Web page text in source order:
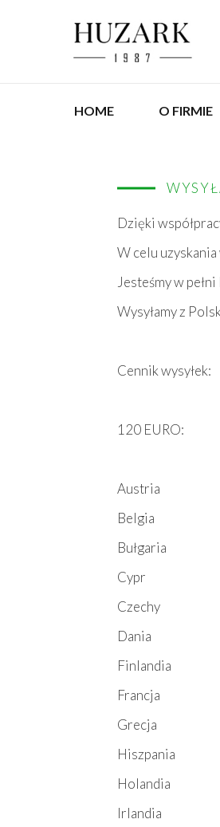
HOME O FIRMIE
Dzięki
W celu uzyskania
Jesteśmy w
Wysyłamy z
Cennik wysyłek:
120 EURO:
Austria
Belgia
Bułgaria
Cypr
Czechy
Dania
Finlandia
Francja
Grecja
Hiszpania
Holandia
Irlandia